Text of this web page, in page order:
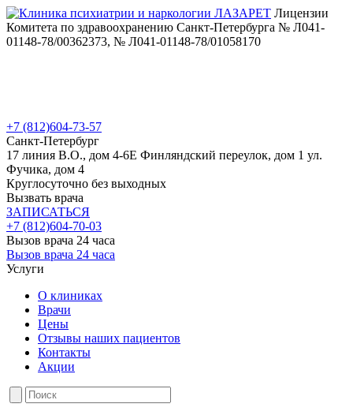
Лицензии
Комитета по здравоохранению Санкт-Петербурга № Л041-
01148-78/00362373, № Л041-01148-78/01058170
+7 (812)604-73-57
Санкт-Петербург
17 линия В.О., дом 4-6Е Финляндский переулок, дом 1 ул.
Фучика, дом 4
Круглосуточно без выходных
Вызвать врача
ЗАПИСАТЬСЯ
+7 (812)604-70-03
Вызов врача 24 часа
Вызов врача 24 часа
Услуги
О клиниках
Врачи
Цены
Отзывы наших пациентов
Контакты
Акции